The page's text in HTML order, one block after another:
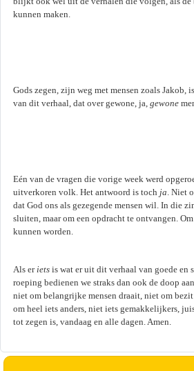
kunnen maken.
Gods zegen, zijn weg met mensen zoals Jakob,
van dit verhaal, dat over gewone, ja, gewone
Eén van de vragen die vorige week werd
uitverkoren volk. Het antwoord is toch ja. Niet
dat God ons als gezegende mensen wil. In die
sluiten, maar om een opdracht te ontvangen.
kunnen worden.
Als eriets is wat er uit dit verhaal van goede
roeping bedienen we straks dan ook de doop
niet om belangrijke mensen draait, niet om
om heel iets anders, niet iets gemakkelijkers,
tot zegen is, vandaag en alle dagen. Amen.